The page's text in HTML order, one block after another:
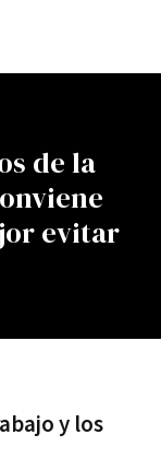
de la
evitar
y los